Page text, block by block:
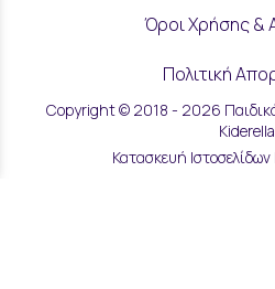
Όροι Χρήσης &
Πολιτική
Ρυθμίσεις
Copyright © 2018 - 2026
Kiderella
Κατασκευή